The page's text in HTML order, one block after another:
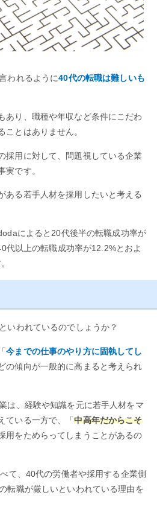
われるように40代の転職は難しいも
あり、職種や年収など条件にこだわ
ことはありません。
採用に対して、問題視している企業
実です。
ある若手人材を採用したいと考える
によると20代後半の転職成功率が
代以上の転職成功率が12.2%とおよ
いわれているのでしょうか？
今までの仕事のやり方に固執してし
の傾向が一般的に高まると考えられ
は、経験や知識を元に若手人材をマ
ている一方で、「中高年だからこそ
用をためらってしまうことがあるの
て、40代の労働者や採用する企業側
転職が厳しいといわれている理由を